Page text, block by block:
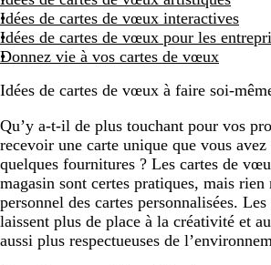
Idées de cartes de vœux interactives
Idées de cartes de vœux pour les
Donnez vie à vos cartes de vœux
Idées de cartes de vœux à faire soi-
Qu’y a-t-il de plus touchant pour vos
recevoir une carte unique que vous
quelques fournitures ? Les cartes de
magasin sont certes pratiques, mais rien
personnel des cartes personnalisées.
laissent plus de place à la créativité et
aussi plus respectueuses de